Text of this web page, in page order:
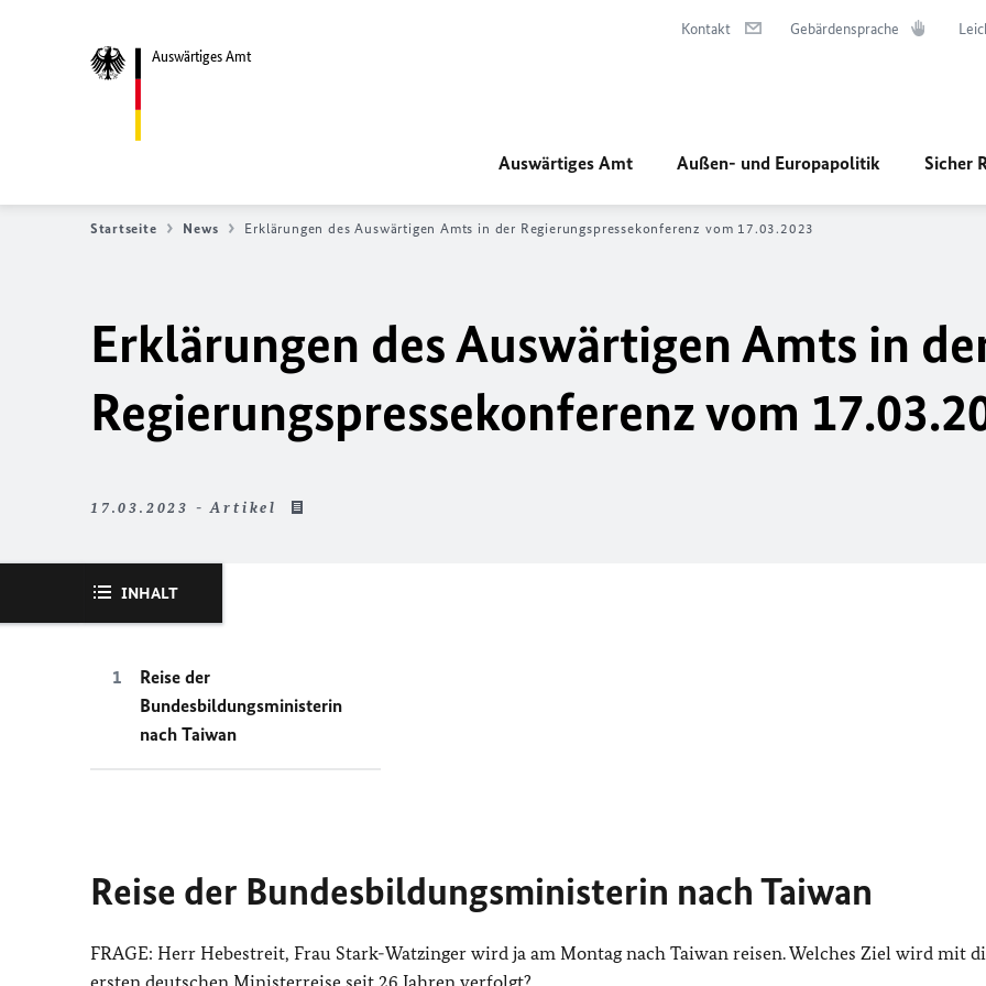
Auswärtiges Amt
Kontakt Gebärdensprache
Auswärtiges Amt Außen- und Europapolitik Sicher
Startseite News Erklärungen des Auswärtigen Amts in der Regierungspressekonferenz vom 17.03.2023
Erklärungen des Auswärtigen Amts in
Regierungspressekonferenz vom
17.03.2023 - Artikel
INHALT
Reise der
Bundesbildungsministerin
nach Taiwan
Reise der Bundesbildungsministerin nach Taiwan
FRAGE: Herr Hebestreit, Frau Stark-Watzinger wird ja am Montag nach Taiwan reisen. Welches Ziel wird mit
ersten deutschen Ministerreise seit 26 Jahren verfolgt?